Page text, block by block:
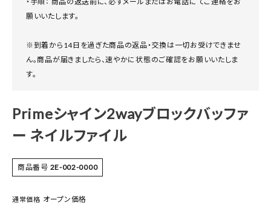
願いいたします。
※到着から14日を過ぎた商品の返品・交換は一切お受けできませ
ん。商品が届きましたら、速やかに状態のご確認をお願いいたしま
す。
Primeシャイン2wayブロックバッファ
ー ネイルファイル
商品番号 2E-002-0000
通常価格 オープン価格